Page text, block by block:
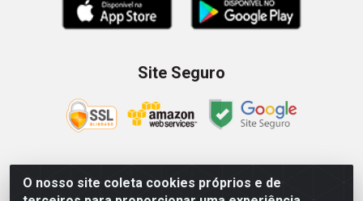
O nosso site coleta cookies próprios e de
Site Seguro
Zein Importação e Comércio LTDA - Av. Senador Queiróz, 274